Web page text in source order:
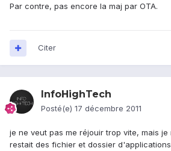
Par contre, pas encore la maj par OTA.
Citer
InfoHighTech
Posté(e) 17 décembre 2011
je ne veut pas me réjouir trop vite, mais
restait des fichier et dossier